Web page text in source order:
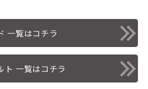
一覧はコチラ
ト 一覧はコチラ